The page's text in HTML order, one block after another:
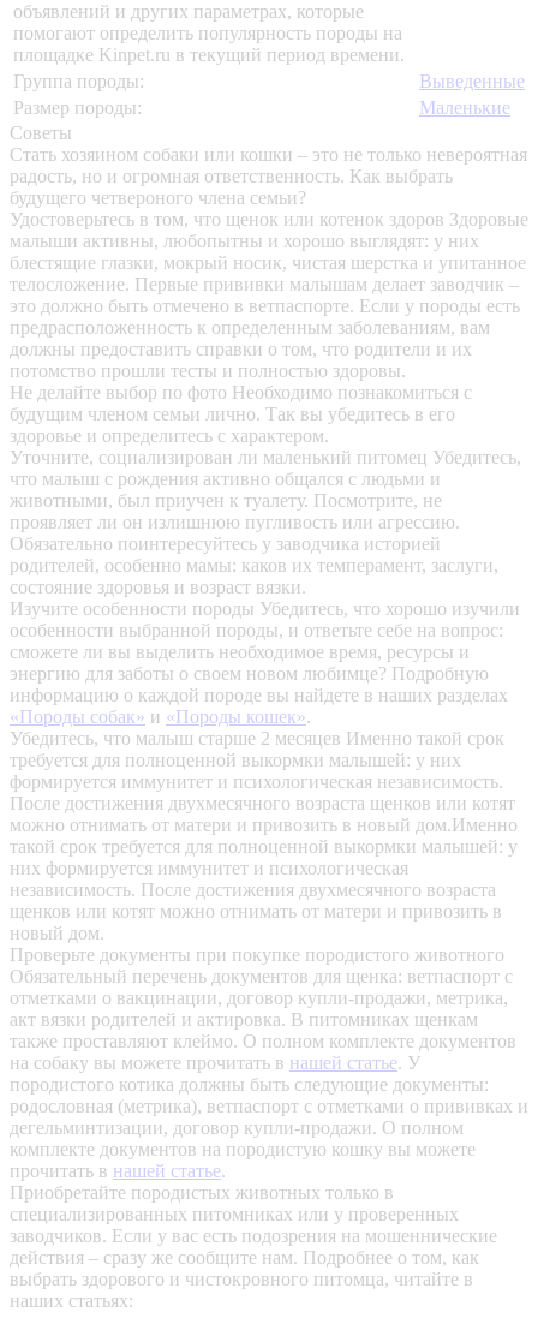
объявлений и других параметрах, которые
помогают определить популярность породы на
площадке Kinpet.ru в текущий период времени.
Группа породы:
Выведенные
Размер породы:
Маленькие
Советы
Стать хозяином собаки или кошки – это не только невероятная
радость, но и огромная ответственность. Как выбрать
будущего четвероного члена семьи?
Удостоверьтесь в том, что щенок или котенок здоров Здоровые
малыши активны, любопытны и хорошо выглядят: у них
блестящие глазки, мокрый носик, чистая шерстка и упитанное
телосложение. Первые прививки малышам делает заводчик –
это должно быть отмечено в ветпаспорте. Если у породы есть
предрасположенность к определенным заболеваниям, вам
должны предоставить справки о том, что родители и их
потомство прошли тесты и полностью здоровы.
Не делайте выбор по фото Необходимо познакомиться с
будущим членом семьи лично. Так вы убедитесь в его
здоровье и определитесь с характером.
Уточните, социализирован ли маленький питомец Убедитесь,
что малыш с рождения активно общался с людьми и
животными, был приучен к туалету. Посмотрите, не
проявляет ли он излишнюю пугливость или агрессию.
Обязательно поинтересуйтесь у заводчика историей
родителей, особенно мамы: каков их темперамент, заслуги,
состояние здоровья и возраст вязки.
Изучите особенности породы Убедитесь, что хорошо изучили
особенности выбранной породы, и ответьте себе на вопрос:
сможете ли вы выделить необходимое время, ресурсы и
энергию для заботы о своем новом любимце? Подробную
информацию о каждой породе вы найдете в наших разделах
«Породы собак» и «Породы кошек».
Убедитесь, что малыш старше 2 месяцев Именно такой срок
требуется для полноценной выкормки малышей: у них
формируется иммунитет и психологическая независимость.
После достижения двухмесячного возраста щенков или котят
можно отнимать от матери и привозить в новый дом.Именно
такой срок требуется для полноценной выкормки малышей: у
них формируется иммунитет и психологическая
независимость. После достижения двухмесячного возраста
щенков или котят можно отнимать от матери и привозить в
новый дом.
Проверьте документы при покупке породистого животного
Обязательный перечень документов для щенка: ветпаспорт с
отметками о вакцинации, договор купли-продажи, метрика,
акт вязки родителей и актировка. В питомниках щенкам
также проставляют клеймо. О полном комплекте документов
на собаку вы можете прочитать в нашей статье. У
породистого котика должны быть следующие документы:
родословная (метрика), ветпаспорт с отметками о прививках и
дегельминтизации, договор купли-продажи. О полном
комплекте документов на породистую кошку вы можете
прочитать в нашей статье.
Приобретайте породистых животных только в
специализированных питомниках или у проверенных
заводчиков. Если у вас есть подозрения на мошеннические
действия – сразу же сообщите нам. Подробнее о том, как
выбрать здорового и чистокровного питомца, читайте в
наших статьях: